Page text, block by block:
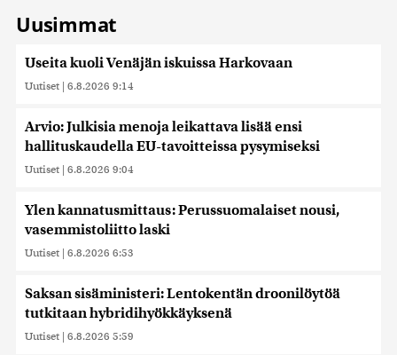
Uusimmat
Useita kuoli Venäjän iskuissa Harkovaan
Uutiset | 6.8.2026 9:14
Arvio: Julkisia menoja leikattava lisää ensi
hallituskaudella EU-tavoitteissa pysymiseksi
Uutiset | 6.8.2026 9:04
Ylen kannatusmittaus: Perussuomalaiset nousi,
vasemmistoliitto laski
Uutiset | 6.8.2026 6:53
Saksan sisäministeri: Lentokentän droonilöytöä
tutkitaan hybridihyökkäyksenä
Uutiset | 6.8.2026 5:59